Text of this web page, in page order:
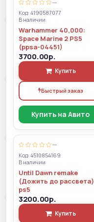
—
Код: 4190587077
В наличии
Warhammer 40,000:
Space Marine 2 PS5
(ppsa-04451)
3700.00р.
Купить
Быстрый заказ
Купить на Авито
—
Код: 4510854169
В наличии
Until Dawn remake
(Дожить до рассвета)
ps5
3200.00р.
Купить